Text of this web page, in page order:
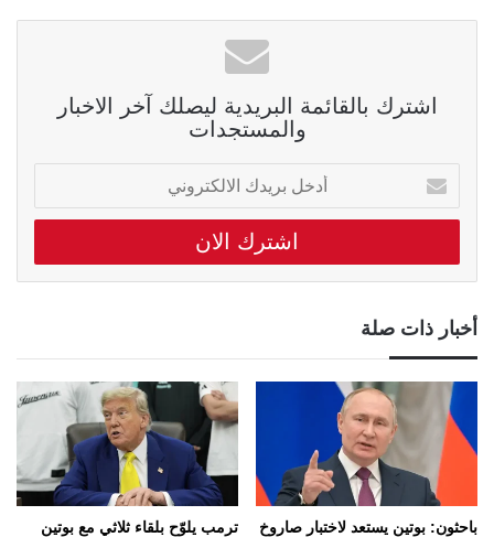
اشترك بالقائمة البريدية ليصلك آخر الاخبار
والمستجدات
أدخل
بريدك
الالكتروني
أخبار ذات صلة
باحثون: بوتين يستعد لاختبار صاروخ
ترمب يلوّح بلقاء ثلاثي مع بوتين